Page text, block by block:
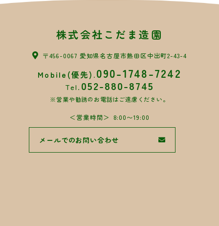
株式会社こだま造園
〒456-0067 愛知県名古屋市熱田区中出町2-43-4
Mobile(優先).090-1748-7242
Tel. 052-880-8745
※営業や勧誘のお電話はご遠慮ください。
営業時間 8:00〜19:00
メールでのお問い合わせ